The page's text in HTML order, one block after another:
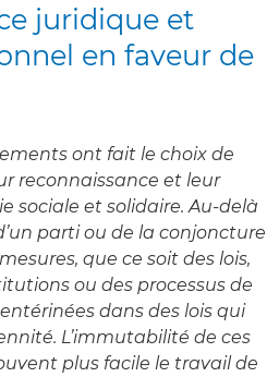
juridique et
en faveur de
ont fait le choix de
reconnaissance et leur
sociale et solidaire. Au-delà
parti ou de la conjoncture
que ce soit des lois,
ou des processus de
dans des lois qui
L’immutabilité de ces
plus facile le travail de